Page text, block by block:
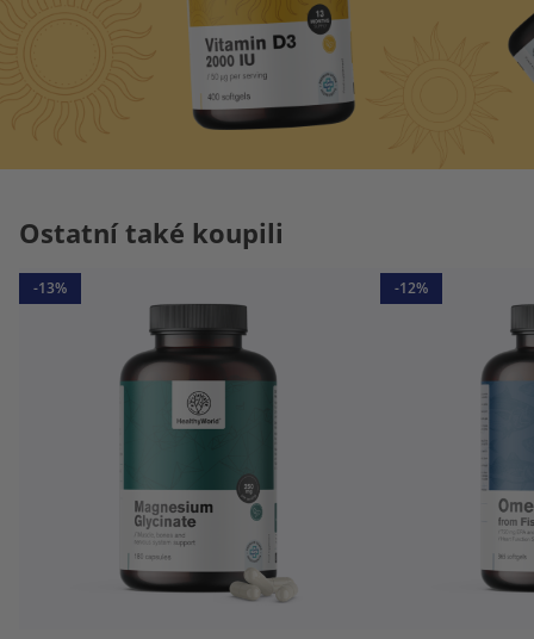
Ostatní také koupili
-13% -12%